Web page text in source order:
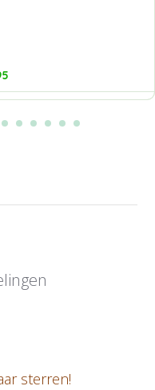
sterren!